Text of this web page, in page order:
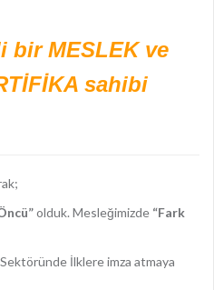
bir MESLEK ve
sahibi
olduk. Mesleğimizde “Fark
İlklere imza atmaya